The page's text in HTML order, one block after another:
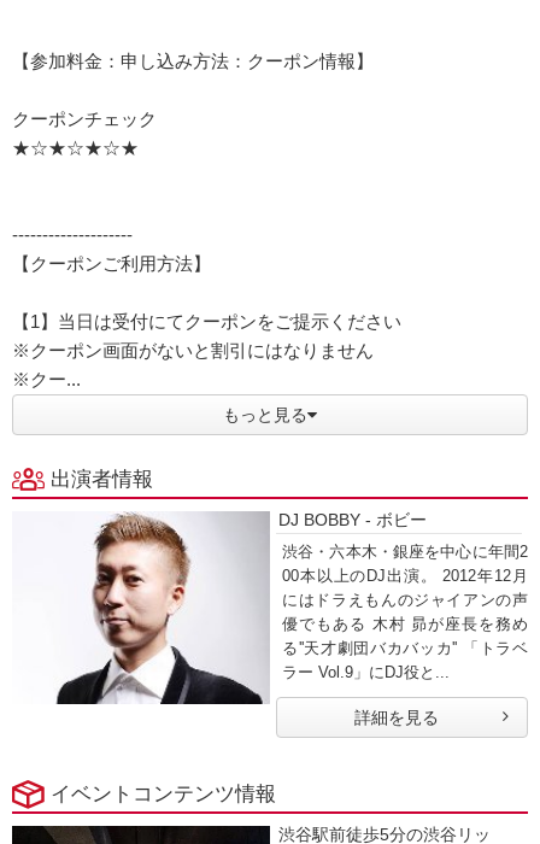
【参加料金：申し込み方法：クーポン情報】
クーポンチェック
★☆★☆★☆★
--------------------
【クーポンご利用方法】
【1】当日は受付にてクーポンをご提示ください
※クーポン画面がないと割引にはなりません
※クー...
もっと見る
出演者情報
DJ BOBBY - ボビー
渋谷・六本木・銀座を中心に年間2
00本以上のDJ出演。 2012年12月
にはドラえもんのジャイアンの声
優でもある 木村 昴が座長を務め
る''天才劇団バカバッカ'' 「トラベ
ラー Vol.9」にDJ役と...
詳細を見る
イベントコンテンツ情報
渋谷駅前徒歩5分の渋谷リッ